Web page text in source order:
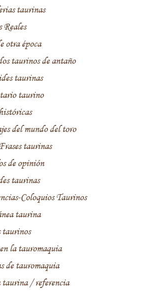
taurinas
Reales
otra época
taurinos de antaño
taurinas
taurino
del mundo del toro
taurinas
de opinión
taurinas
Coloquios Taurinos
taurina
taurinos
la tauromaquia
de tauromaquia
taurina / referencia